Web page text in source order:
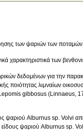
των ψαριών των
χαρακτηριστικά των
δεδομένων για την
ποιότητας λιμναίων
gibbosus (Linnaeus,
ψαριού Alburnus sp. Volvi
ψαριού Alburnus sp.